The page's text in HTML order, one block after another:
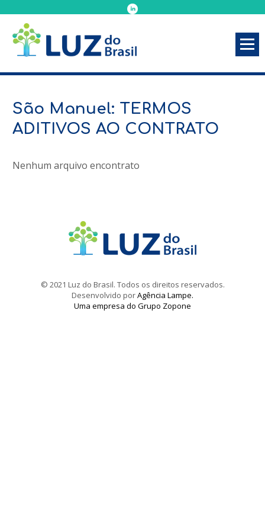
São Manuel: TERMOS
ADITIVOS AO CONTRATO
Nenhum arquivo encontrato
© 2021 Luz do Brasil. Todos os direitos reservados.
Desenvolvido porAgência Lampe.
Uma empresa do Grupo Zopone